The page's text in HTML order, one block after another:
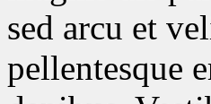
sed arcu et
pellentesque